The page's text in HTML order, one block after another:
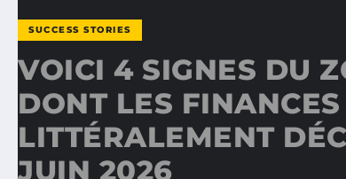
SUCCESS STORIES
VOICI 4 SIGNES DU
DONT LES
LITTÉRALEMENT
JUIN 2026